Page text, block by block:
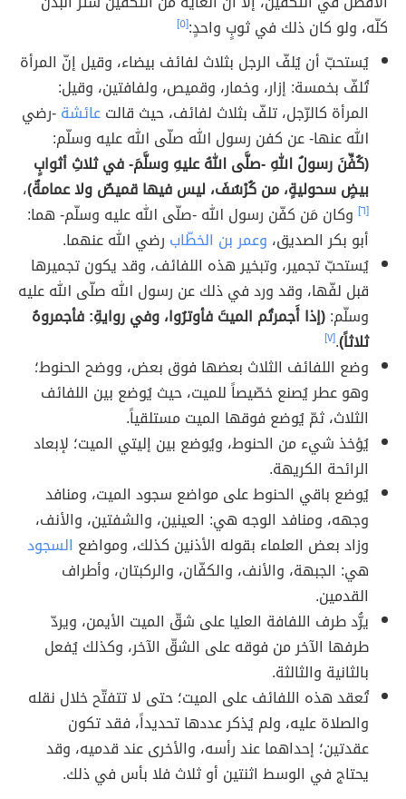
كلّه، ولو كان ذلك في ثوبٍ واحدٍ:[٥]
يُستحبّ أن يُلفّ الرجل بثلاث لفائف بيضاء، وقيل إنّ المرأة
تُلفّ بخمسة: إزار، وخمار، وقميص، ولفافتين، وقيل:
المرأة كالرّجل، تلفّ بثلاث لفائف، حيث قالتعائشة-رضي
الله عنها- عن كفن رسول الله صلّى الله عليه وسلّم:
(كُفِّنَ رسولُ اللهِ -صلَّى اللهُ عليهِ وسلَّمَ- في ثلاثِ أثوابٍ
بيضٍ سحوليةٍ، من كُرْسُفَ، ليس فيها قميصٌ ولا عمامةٌ)،
[٦] وكان مَن كفّن رسول الله -صلّى الله عليه وسلّم- هما:
أبو بكر الصديق، وعمر بن الخطّاب رضي الله عنهما.
يُستحبّ تجمير، وتبخير هذه اللفائف، وقد يكون تجميرها
قبل لفّها، وقد ورد في ذلك عن رسول الله صلّى الله عليه
وسلّم:(إذا أَجمرتُم الميتَ فأوترُوا، وفي روايةِ: فأجمروهُ
ثلاثاً).[٧]
وضع اللفائف الثلاث بعضها فوق بعض، ووضح الحنوط؛
وهو عطر يُصنع خصّيصاً للميت، حيث يُوضع بين اللفائف
الثلاث، ثمّ يُوضع فوقها الميت مستلقياً.
يُؤخذ شيء من الحنوط، ويُوضع بين إليتي الميت؛ لإبعاد
الرائحة الكريهة.
يُوضع باقي الحنوط على مواضع سجود الميت، ومنافد
وجهه، ومنافد الوجه هي: العينين، والشفتين، والأنف،
وزاد بعض العلماء بقوله الأذنين كذلك، ومواضع السجود
هي: الجبهة، والأنف، والكفّان، والركبتان، وأطراف
القدمين.
يرُّد طرف اللفافة العليا على شقّ الميت الأيمن، ويردّ
طرفها الآخر من فوقه على الشقّ الآخر، وكذلك يُفعل
بالثانية والثالثة.
تُعقد هذه اللفائف على الميت؛ حتى لا تتفتّح خلال نقله
والصلاة عليه، ولم يُذكر عددها تحديداً، فقد تكون
عقدتين؛ إحداهما عند رأسه، والأخرى عند قدميه، وقد
يحتاج في الوسط اثنتين أو ثلاث فلا بأس في ذلك.